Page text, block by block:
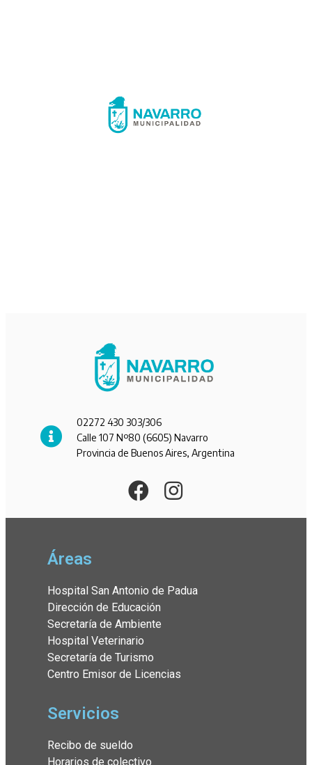
02272 430 303/306
Calle 107 Nº80 (6605) Navarro
Provincia de Buenos Aires, Argentina
Áreas
Hospital San Antonio de Padua
Dirección de Educación
Secretaría de Ambiente
Hospital Veterinario
Secretaría de Turismo
Centro Emisor de Licencias
Servicios
Recibo de sueldo
Horarios de colectivo